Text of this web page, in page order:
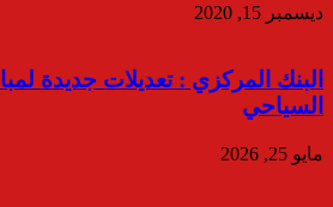
ديسمبر 15, 2020
البنك المركزي : تعديلات جديدة
السياحي
مايو 25, 2026